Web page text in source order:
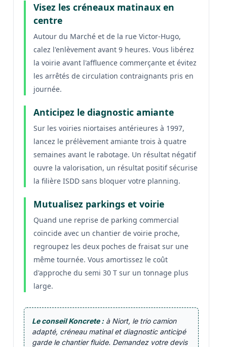
Visez les créneaux matinaux en
centre
Autour du Marché et de la rue Victor-Hugo,
calez l'enlèvement avant 9 heures. Vous libérez
la voirie avant l'affluence commerçante et évitez
les arrêtés de circulation contraignants pris en
journée.
Anticipez le diagnostic amiante
Sur les voiries niortaises antérieures à 1997,
lancez le prélèvement amiante trois à quatre
semaines avant le rabotage. Un résultat négatif
ouvre la valorisation, un résultat positif sécurise
la filière ISDD sans bloquer votre planning.
Mutualisez parkings et voirie
Quand une reprise de parking commercial
coïncide avec un chantier de voirie proche,
regroupez les deux poches de fraisat sur une
même tournée. Vous amortissez le coût
d'approche du semi 30 T sur un tonnage plus
large.
Le conseil Koncrete :à Niort, le trio camion
adapté, créneau matinal et diagnostic anticipé
garde le chantier fluide. Demandez votre devis